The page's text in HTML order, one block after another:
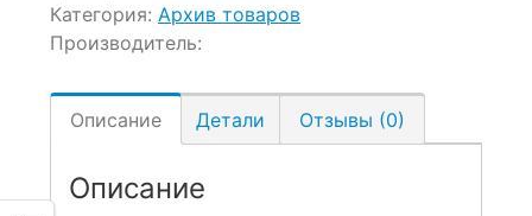
Категория: Архив товаров
Производитель:
Описание Детали Отзывы (0)
Описание